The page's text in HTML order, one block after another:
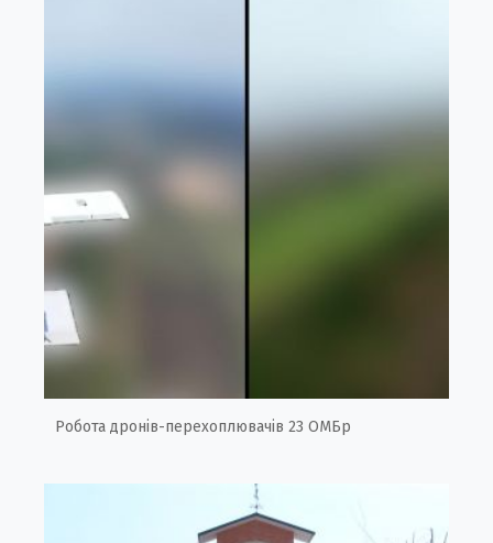
Робота дронів-перехоплювачів 23 ОМБр